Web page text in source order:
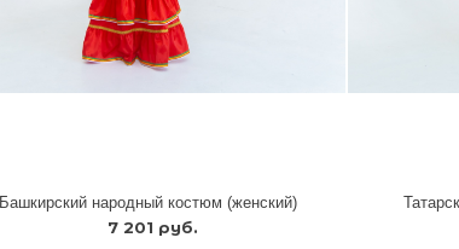
Башкирский народный костюм (женский)
7 201 руб.